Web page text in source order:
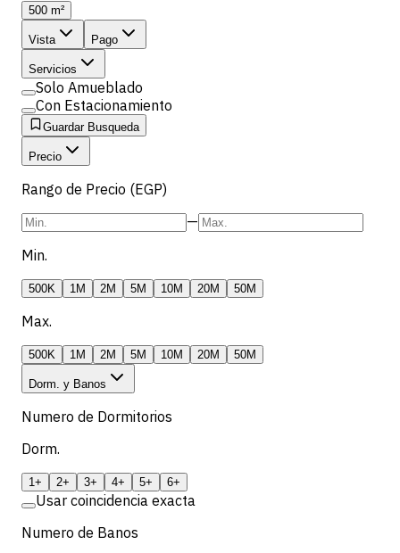
500 m²
Vista Pago
Servicios
Solo Amueblado
Con Estacionamiento
Guardar Busqueda
Precio
Rango de Precio (EGP)
—
Min.
500K 1M 2M 5M 10M 20M 50M
Max.
500K 1M 2M 5M 10M 20M 50M
Dorm. y Banos
Numero de Dormitorios
Dorm.
1+ 2+ 3+ 4+ 5+ 6+
Usar coincidencia exacta
Numero de Banos